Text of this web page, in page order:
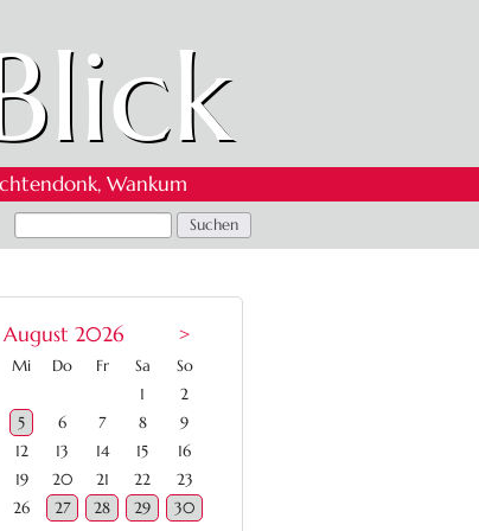
Wankum
August 2026 >
Mittwoch
Donnerstag
FreitagSamstag
Sonntag
1
2
5 6 7 8
9
12 13 14 15
16
19 20 21 22
23
26 27 28 29
30